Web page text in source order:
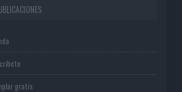
gratis